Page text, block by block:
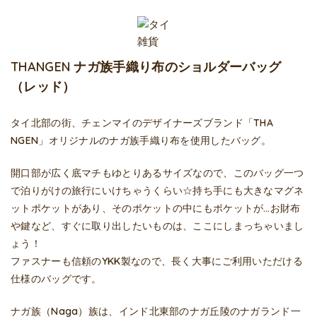
THANGEN ナガ族手織り布のショルダーバッグ
（レッド）
タイ北部の街、チェンマイのデザイナーズブランド「THA
NGEN」オリジナルのナガ族手織り布を使用したバッグ。
開口部が広く底マチもゆとりあるサイズなので、このバッグ一つ
で泊りがけの旅行にいけちゃうくらい☆持ち手にも大きなマグネ
ットポケットがあり、そのポケットの中にもポケットが…お財布
や鍵など、すぐに取り出したいものは、ここにしまっちゃいまし
ょう！
ファスナーも信頼のYKK製なので、長く大事にご利用いただける
仕様のバッグです。
ナガ族（Naga）族は、インド北東部のナガ丘陵のナガランド一